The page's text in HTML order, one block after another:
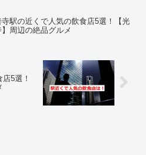
寺駅の近くで人気の飲食店5選！【光
周辺の絶品グルメ
5選！